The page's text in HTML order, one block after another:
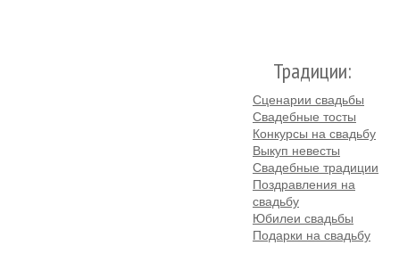
Традиции:
Сценарии свадьбы
Свадебные тосты
Конкурсы на свадьбу
Выкуп невесты
Свадебные традиции
Поздравления на
свадьбу
Юбилеи свадьбы
Подарки на свадьбу